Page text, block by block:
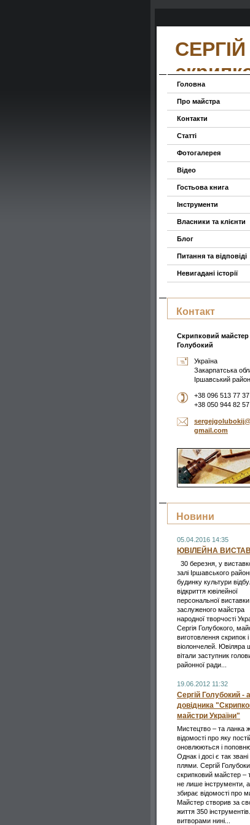
Головна
Про майстра
Контакти
Статті
Фотогалерея
Відео
Гостьова книга
Інструменти
Власники та клієнти
Блог
Питання та відповіді
Невигадані історії
Контакт
Скрипковий майстер
Голубокий
Україна
Закарпатська
Іршавський район
+38 096 513 77 37
+38 050 944 82 57
sergejgolubokij@
gmail.com
Новини
05.04.2016 14:35
ЮВІЛЕЙНА
30 березня, у
залі Іршавського
будинку культури
відкриття ювілейної
персональної виставки
заслуженого майстра
народної творчості
Сергія Голубокого,
виготовлення скрипок і
віолончелей. Ювіляра
вітали заступник
районної ради...
19.06.2012 11:32
Сергій Голубокий -
довідника
майстри України"
Мистецтво – та ланка
відомості про яку
оновлюються і
Однак і досі є так звані
плями. Сергій
скрипковий майстер –
не лише інструменти,
збирає відомості про
Майстер створив за
життя 350
витворами нині...